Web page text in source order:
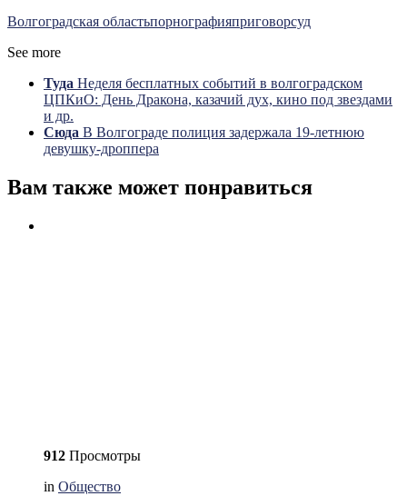
Волгоградская областьпорнографияприговорсуд
See more
Туда Неделя бесплатных событий в волгоградском
ЦПКиО: День Дракона, казачий дух, кино под звездами
и др.
Сюда В Волгограде полиция задержала 19-летнюю
девушку-дроппера
Вам также может понравиться
912 Просмотры
in Общество